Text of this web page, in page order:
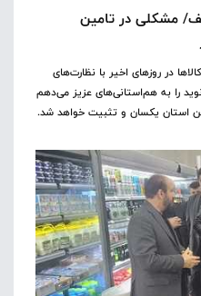
متخلف/ مشکلی در تامین
در روزهای اخیر با نظارت‌های
را به هم‌استانی‌های عزیز می‌دهم